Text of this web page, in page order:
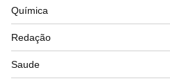
Química
Redação
Saude